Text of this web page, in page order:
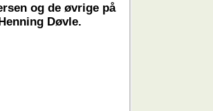
og de øvrige på
Døvle.